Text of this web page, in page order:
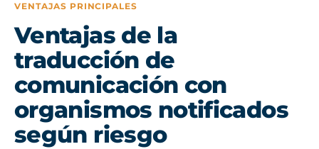
VENTAJAS PRINCIPALES
Ventajas de la
traducción de
comunicación con
organismos notificados
según riesgo